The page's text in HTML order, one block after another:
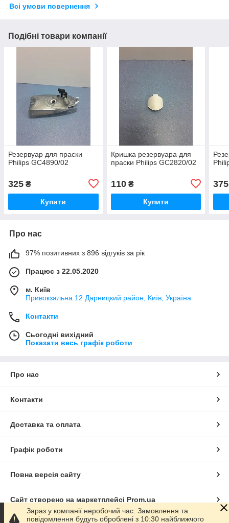
Всі умови повернення
Подібні товари компанії
Резервуар для праски
Philips GC4890/02
325 ₴
Купити
Кришка резервуара для
праски Philips GC2820/02
110₴
Купити
375
Про нас
97% позитивних з 896 відгуків за рік
Працює з 22.05.2020
м. Київ
Привокзальна 12 Дарницкий район, Київ, Україна
Контакти
Сьогодні вихідний
Показати весь графік роботи
Про нас
Контакти
Доставка та оплата
Графік роботи
Повна версія сайту
Сайт створено на маркетплейсі Prom.ua
Зараз у компанії неробочий час. Замовлення та
повідомлення будуть оброблені з 10:30 найближчого